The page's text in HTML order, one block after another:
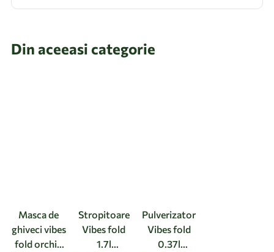
Din aceeasi categorie
Masca de
ghiveci vibes
fold orchid
Stropitoare
Vibes fold
1.7l
Pulverizator
Vibes fold
0.37l